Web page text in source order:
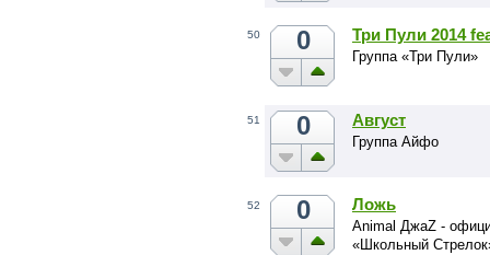
50 0 Три Пули 2014
Группа «Три Пули»
51 0 Август
Группа Айфо
52 0 Ложь
Animal ДжаZ -
«Школьный